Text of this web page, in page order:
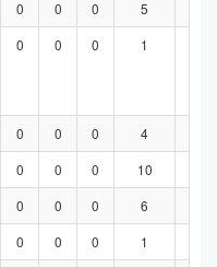
0 0 0 5
0 0 0 1
0 0 0 4
0 0 0 10
0 0 0 6
0 0 0 1